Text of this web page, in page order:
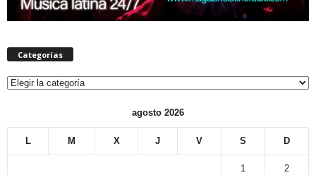
Categorías
Categorías
agosto 2026
L M X J V S D
1 2